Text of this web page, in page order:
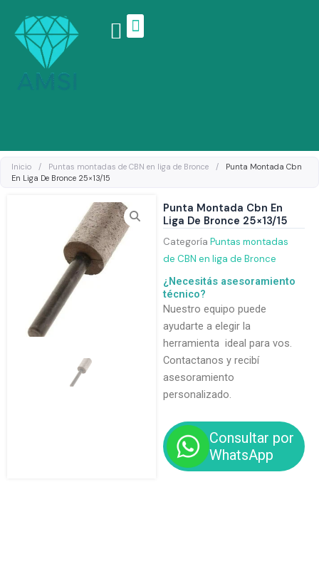
contenido
Inicio / Puntas montadas de CBN en liga de Bronce /
Punta Montada Cbn
En Liga De Bronce 25×13/15
Punta Montada Cbn En
Liga De Bronce 25×13/15
Categoría Puntas montadas
de CBN en liga de Bronce
¿Necesitás asesoramiento
técnico?
Nuestro equipo puede
ayudarte a elegir la
herramienta ideal para vos.
Contactanos y recibí
asesoramiento
personalizado.
Consultar por
WhatsApp